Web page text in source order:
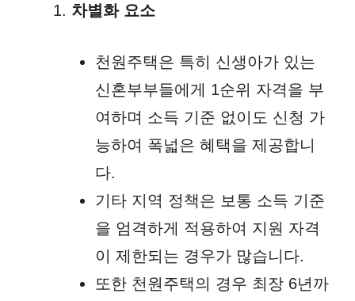
차별화 요소
천원주택은 특히 신생아가 있는
신혼부부들에게 1순위 자격을 부
여하며 소득 기준 없이도 신청 가
능하여 폭넓은 혜택을 제공합니
다.
기타 지역 정책은 보통 소득 기준
을 엄격하게 적용하여 지원 자격
이 제한되는 경우가 많습니다.
또한 천원주택의 경우 최장 6년까